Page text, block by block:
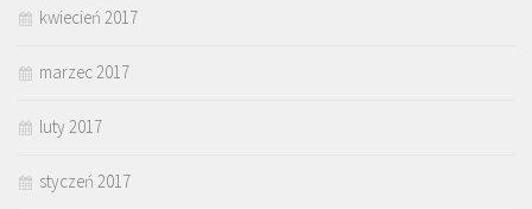
kwiecień 2017
marzec 2017
luty 2017
styczeń 2017